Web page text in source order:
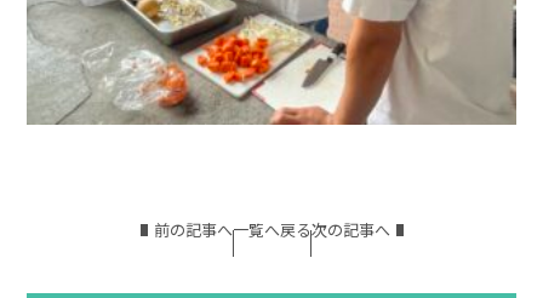
前の記事へ一覧へ戻る次の記事へ